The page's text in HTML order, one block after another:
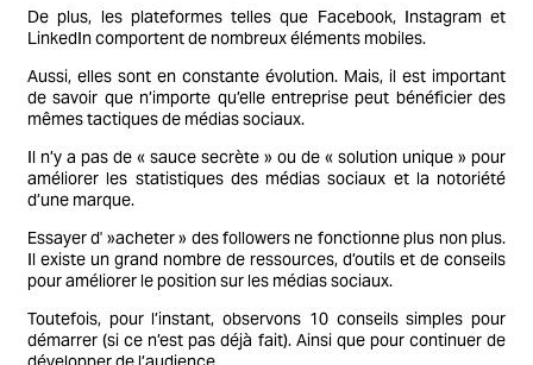
De plus, les plateformes telles que Facebook, Instagram et
LinkedIn comportent de nombreux éléments mobiles.
Aussi, elles sont en constante évolution. Mais, il est important
de savoir que n’importe qu’elle entreprise peut bénéficier des
mêmes tactiques de médias sociaux.
Il n’y a pas de « sauce secrète » ou de « solution unique » pour
améliorer les statistiques des médias sociaux et la notoriété
d’une marque.
Essayer d' »acheter » des followers ne fonctionne plus non plus.
Il existe un grand nombre de ressources, d’outils et de conseils
pour améliorer le position sur les médias sociaux.
Toutefois, pour l’instant, observons 10 conseils simples pour
démarrer (si ce n’est pas déjà fait). Ainsi que pour continuer de